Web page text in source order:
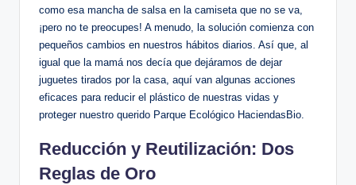
como esa mancha de salsa en la camiseta que no se va,
¡pero no te preocupes! A menudo, la solución comienza con
pequeños cambios en nuestros hábitos diarios. Así que, al
igual que la mamá nos decía que dejáramos de dejar
juguetes tirados por la casa, aquí van algunas acciones
eficaces para reducir el plástico de nuestras vidas y
proteger nuestro querido Parque Ecológico HaciendasBio.
Reducción y Reutilización: Dos
Reglas de Oro